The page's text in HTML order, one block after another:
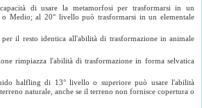
di usare la metamorfosi per trasformarsi in un
o Medio; al 20° livello può trasformarsi in un elementale
per il resto identica all'abilità di trasformazione in animale
rimpiazza l'abilità di trasformazione in forma selvatica
halfling di 13° livello o superiore può usare l'abilità
naturale, anche se il terreno non fornisce copertura o